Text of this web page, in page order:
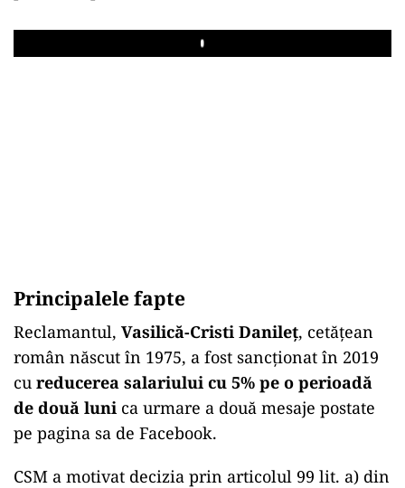
Play
Principalele fapte
Reclamantul, Vasilică-Cristi Danileț, cetățean
român născut în 1975, a fost sancționat în 2019
cu reducerea salariului cu 5% pe o perioadă
de două luni ca urmare a două mesaje postate
pe pagina sa de Facebook.
CSM a motivat decizia prin articolul 99 lit. a) din